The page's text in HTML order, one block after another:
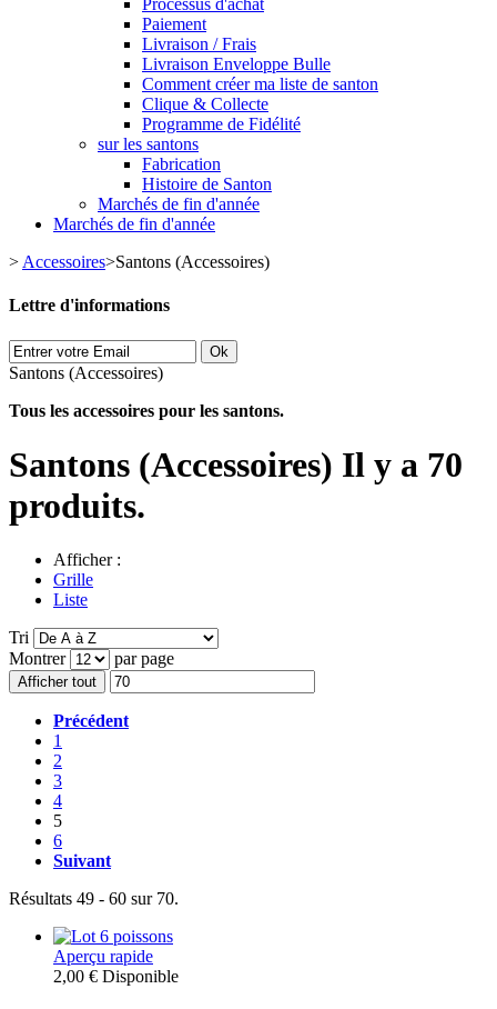
Processus d'achat
Paiement
Livraison / Frais
Livraison Enveloppe Bulle
Comment créer ma liste de santon
Clique & Collecte
Programme de Fidélité
sur les santons
Fabrication
Histoire de Santon
Marchés de fin d'année
Marchés de fin d'année
> Accessoires>Santons (Accessoires)
Lettre d'informations
Ok
Santons (Accessoires)
Tous les accessoires pour les santons.
Santons (Accessoires) Il y a 70
produits.
Afficher :
Grille
Liste
Tri
Montrer
par page
Afficher tout
Précédent
1
2
3
4
5
6
Suivant
Résultats 49 - 60 sur 70.
Aperçu rapide
2,00 € Disponible